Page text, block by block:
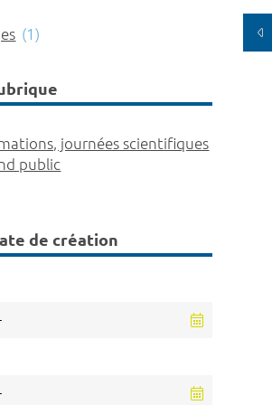
(1)
journées scientifiques
public
de création